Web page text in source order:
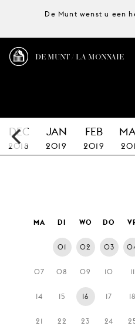
De Munt wenst u een
DE MUNT / LA MONNAIE
DEC
2018
JAN
2019
FEB
2019
MA DI WO DO
01 02 03
07 08 09 10 11
14 15 16 17 18
21 22 23 24